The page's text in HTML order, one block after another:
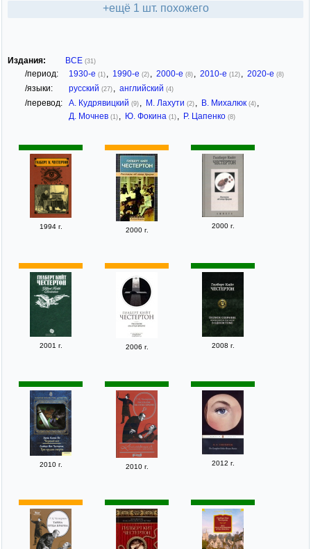
+ещё 1 шт. похожего
Издания: ВСЕ (31)
/период: 1930-е (1) , 1990-е (2) , 2000-е (8) , 2010-е (12) , 2020-е (8)
/языки: русский (27) , английский (4)
/перевод: А. Кудрявицкий (9) , М. Лахути (2) , В. Михалюк (4) ,
Д. Мочнев (1) , Ю. Фокина (1) , Р. Цапенко (8)
1994 г. 2000 г.
2000 г.
2001 г. 2006 г. 2008 г.
2010 г. 2010 г. 2012 г.